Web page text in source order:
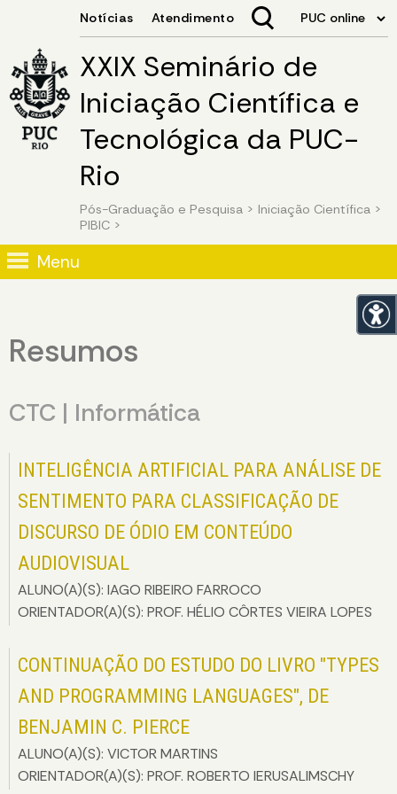
XXIX Seminário de
Iniciação Científica e
Tecnológica da PUC-
Rio
Pós-Graduação e Pesquisa > Iniciação Científica >
PIBIC >
Menu
Resumos
CTC | Informática
INTELIGÊNCIA ARTIFICIAL PARA ANÁLISE DE
SENTIMENTO PARA CLASSIFICAÇÃO DE
DISCURSO DE ÓDIO EM CONTEÚDO
AUDIOVISUAL
ALUNO(A)(S): IAGO RIBEIRO FARROCO
ORIENTADOR(A)(S): PROF. HÉLIO CÔRTES VIEIRA LOPES
CONTINUAÇÃO DO ESTUDO DO LIVRO "TYPES
AND PROGRAMMING LANGUAGES", DE
BENJAMIN C. PIERCE
ALUNO(A)(S): VICTOR MARTINS
ORIENTADOR(A)(S): PROF. ROBERTO IERUSALIMSCHY